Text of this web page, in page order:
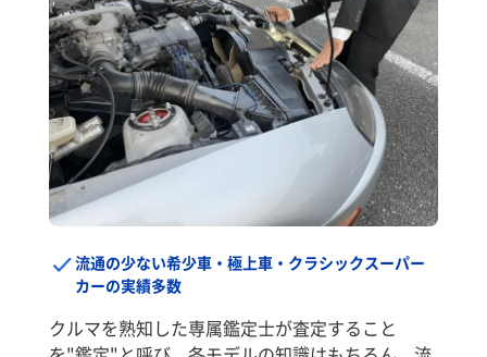
流通の少ない希少車・極上車・クラシックスーパー
カーの実績多数
クルマを熟知した専属鑑定士が査定すること